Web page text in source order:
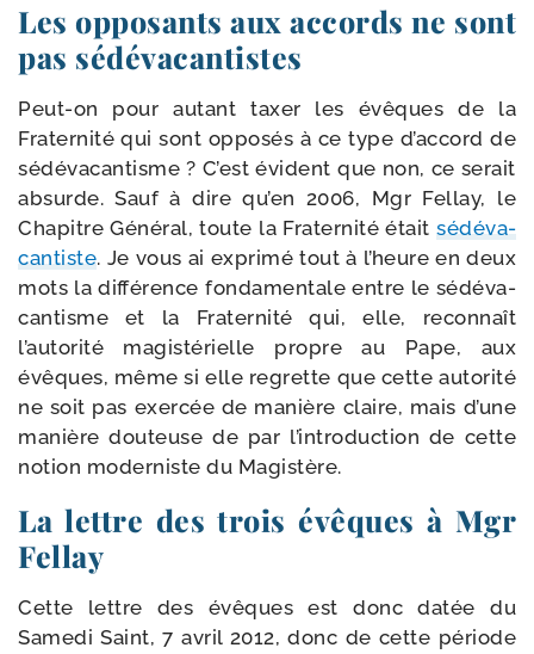
Les opposants aux accords ne sont
pas sédévacantistes
Peut-​on pour autant taxer les évêques de la
Fraternité qui sont oppo­sés à ce type d’accord de
sédé­va­can­tisme ? C’est évident que non, ce serait
absurde. Sauf à dire qu’en 2006, Mgr Fellay, le
Chapitre Général, toute la Fraternité était sédé­va­
can­tiste. Je vous ai expri­mé tout à l’heure en deux
mots la dif­fé­rence fon­da­men­tale entre le sédé­va­
can­tisme et la Fraternité qui, elle, recon­naît
l’autorité magis­té­rielle propre au Pape, aux
évêques, même si elle regrette que cette auto­ri­té
ne soit pas exer­cée de manière claire, mais d’une
manière dou­teuse de par l’introduction de cette
notion moder­niste du Magistère.
La lettre des trois évêques à Mgr
Fellay
Cette lettre des évêques est donc datée du
Samedi Saint, 7 avril 2012, donc de cette période